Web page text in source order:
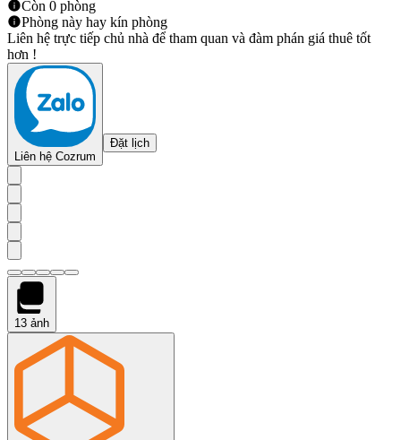
Còn 0 phòng
Phòng này hay kín phòng
Liên hệ trực tiếp chủ nhà để tham quan và đàm phán giá thuê tốt
hơn !
Liên hệ Cozrum
Đặt lịch
13 ảnh